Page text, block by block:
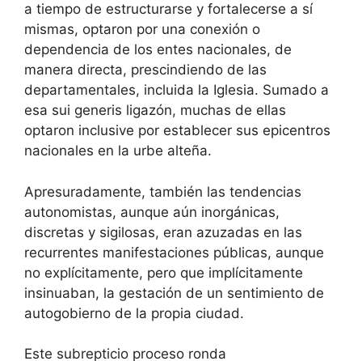
a tiempo de estructurarse y fortalecerse a sí
mismas, optaron por una conexión o
dependencia de los entes nacionales, de
manera directa, prescindiendo de las
departamentales, incluida la Iglesia. Sumado a
esa sui generis ligazón, muchas de ellas
optaron inclusive por establecer sus epicentros
nacionales en la urbe alteña.
Apresuradamente, también las tendencias
autonomistas, aunque aún inorgánicas,
discretas y sigilosas, eran azuzadas en las
recurrentes manifestaciones públicas, aunque
no explícitamente, pero que implícitamente
insinuaban, la gestación de un sentimiento de
autogobierno de la propia ciudad.
Este subrepticio proceso ronda